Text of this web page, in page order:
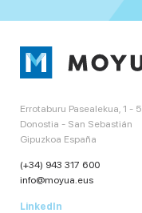
Errotaburu Pasealekua, 1 - 5
Donostia - San Sebastián
Gipuzkoa España
(+34) 943 317 600
info@moyua.eus
LinkedIn